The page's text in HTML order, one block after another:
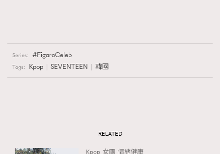
Series: FigaroCeleb
Tags: Kpop SEVENTEEN 韓國
RELATED
Kpop 女團 情緒健康